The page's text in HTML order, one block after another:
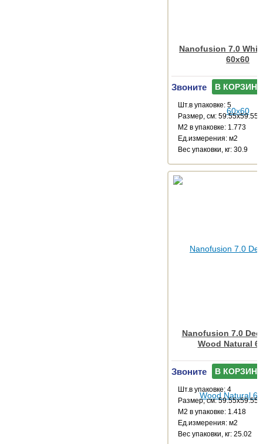
Nanofusion 7.0
60x60
Звоните В КОРЗИНУ
Шт.в упаковке: 5
Размер, см: 59.55x59.55
М2 в упаковке: 1.773
Ед.измерения: м2
Веc упаковки, кг: 30.9
Nanofusion 7.0
Wood Natural
Звоните В КОРЗИНУ
Шт.в упаковке: 4
Размер, см: 59.55x59.55
М2 в упаковке: 1.418
Ед.измерения: м2
Веc упаковки, кг: 25.02